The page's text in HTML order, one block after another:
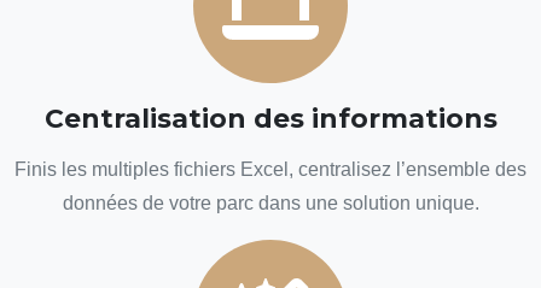
Centralisation des informations
Finis les multiples fichiers Excel, centralisez l’ensemble des
données de votre parc dans une solution unique.